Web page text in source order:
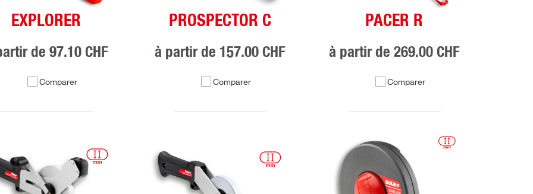
EXPLORER
de 97.10 CHF
Comparer
PROSPECTOR C
à partir de 157.00 CHF
Comparer
PACER R
à partir de 269.00 CHF
Comparer